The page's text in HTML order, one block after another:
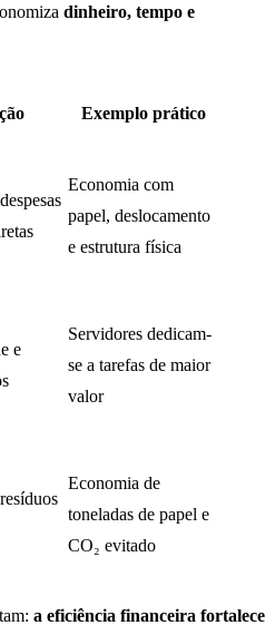
dinheiro, tempo e
Exemplo prático
Economia com
papel, deslocamento
e estrutura física
e
Servidores dedicam-
se a tarefas de maior
valor
Economia de
toneladas de papel e
CO₂ evitado
a eficiência financeira fortalece